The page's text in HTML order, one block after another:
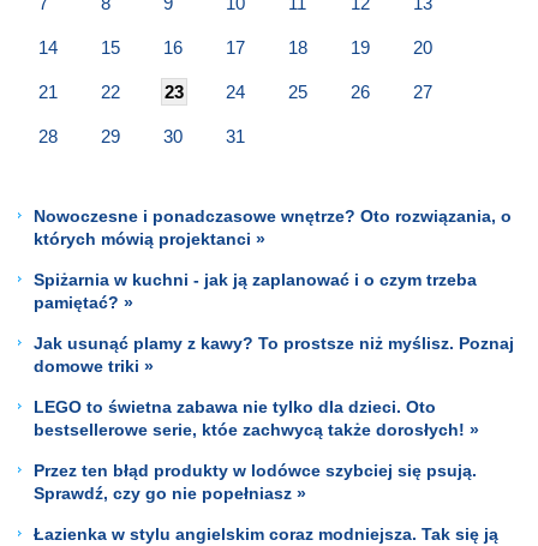
14 15 16 17 18 19 20
21 22 23 24 25 26 27
28 29 30 31
Nowoczesne i ponadczasowe wnętrze? Oto rozwiązania, o
których mówią projektanci »
Spiżarnia w kuchni - jak ją zaplanować i o czym trzeba
pamiętać? »
Jak usunąć plamy z kawy? To prostsze niż myślisz. Poznaj
domowe triki »
LEGO to świetna zabawa nie tylko dla dzieci. Oto
bestsellerowe serie, któe zachwycą także dorosłych! »
Przez ten błąd produkty w lodówce szybciej się psują.
Sprawdź, czy go nie popełniasz »
Łazienka w stylu angielskim coraz modniejsza. Tak się ją